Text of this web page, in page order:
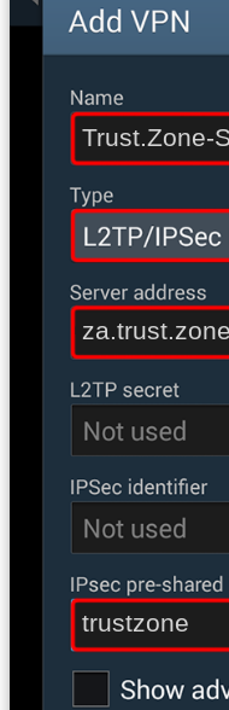
Trust.Zone-
za.trust.zone
trustzone